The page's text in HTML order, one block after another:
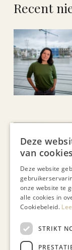
Recent
Deze
van
Deze website
onze website te
alle cookies in
Cookiebeleid.
STRIKT